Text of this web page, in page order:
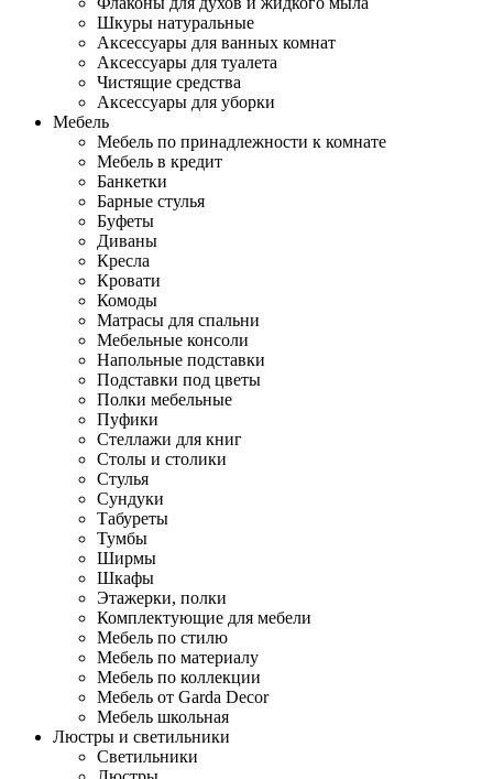
Шкуры натуральные
Аксессуары для ванных комнат
Аксессуары для туалета
Чистящие средства
Аксессуары для уборки
Мебель
Мебель по принадлежности к комнате
Мебель в кредит
Банкетки
Барные стулья
Буфеты
Диваны
Кресла
Кровати
Комоды
Матрасы для спальни
Мебельные консоли
Напольные подставки
Подставки под цветы
Полки мебельные
Пуфики
Стеллажи для книг
Столы и столики
Стулья
Сундуки
Табуреты
Тумбы
Ширмы
Шкафы
Этажерки, полки
Комплектующие для мебели
Мебель по стилю
Мебель по материалу
Мебель по коллекции
Мебель от Garda Decor
Мебель школьная
Люстры и светильники
Светильники